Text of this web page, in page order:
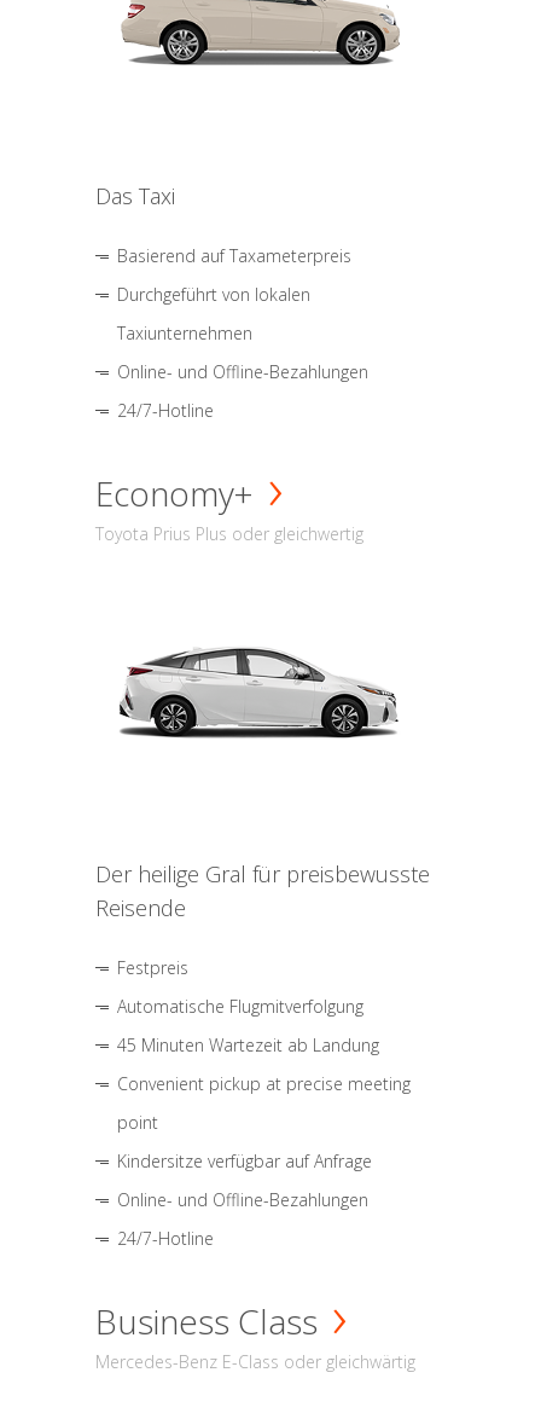
Das Taxi
Basierend auf Taxameterpreis
Durchgeführt von lokalen
Taxiunternehmen
Online- und Offline-Bezahlungen
24/7-Hotline
Economy+
Toyota Prius Plus oder gleichwertig
Der heilige Gral für preisbewusste
Reisende
Festpreis
Automatische Flugmitverfolgung
45 Minuten Wartezeit ab Landung
Convenient pickup at precise meeting
point
Kindersitze verfügbar auf Anfrage
Online- und Offline-Bezahlungen
24/7-Hotline
Business Class
Mercedes-Benz E-Class oder gleichwärtig